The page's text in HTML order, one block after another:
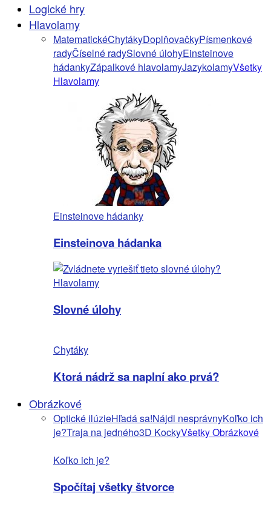
Logické hry
Hlavolamy
MatematickéChytákyDoplňovačkyPísmenkové
radyČíselné radySlovné úlohyEinsteinove
hádankyZápalkové hlavolamyJazykolamyVšetky
Hlavolamy
Einsteinove hádanky
Einsteinova hádanka
Hlavolamy
Slovné úlohy
Chytáky
Ktorá nádrž sa naplní ako prvá?
Obrázkové
Optické ilúzieHľadá sa!Nájdi nesprávnyKoľko ich
je?Traja na jedného3D KockyVšetky Obrázkové
Koľko ich je?
Spočítaj všetky štvorce